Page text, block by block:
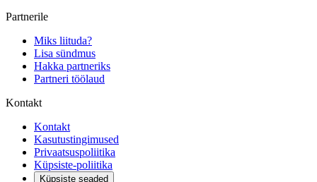
Partnerile
Miks liituda?
Lisa sündmus
Hakka partneriks
Partneri töölaud
Kontakt
Kontakt
Kasutustingimused
Privaatsuspoliitika
Küpsiste-poliitika
Küpsiste seaded